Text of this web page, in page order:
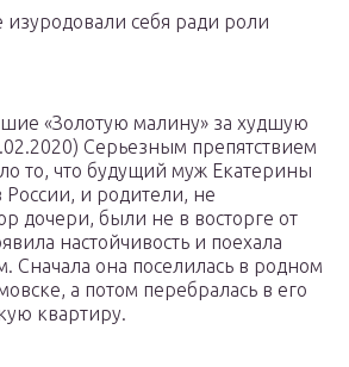
себя ради роли
«Золотую малину» за худшую
Серьезным препятствием
то, что будущий муж Екатерины
и родители, не
дочери, были не в восторге от
настойчивость и поехала
Сначала она поселилась в родном
а потом перебралась в его
квартиру.